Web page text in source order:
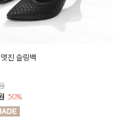
진 슬링백
50%